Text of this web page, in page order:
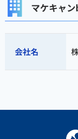
マケキャ
会社名